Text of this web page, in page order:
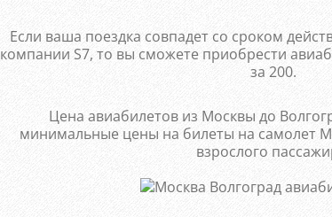
Если ваша поездка совпадет со сроком
компании S7, то вы сможете приобрести
за 200.
Цена авиабилетов из Москвы до
минимальные цены на билеты на самолет
взрослого